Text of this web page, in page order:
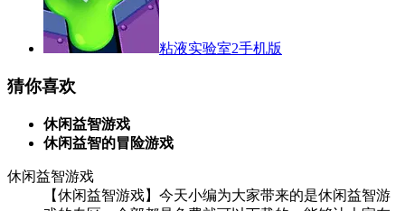
粘液实验室2手机版
猜你喜欢
休闲益智游戏
休闲益智的冒险游戏
休闲益智游戏
【休闲益智游戏】今天小编为大家带来的是休闲益智游